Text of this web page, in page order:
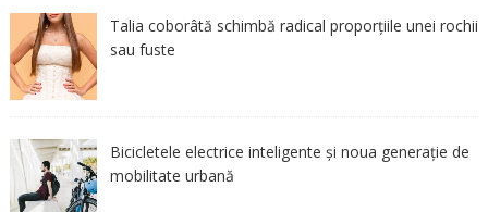
Talia coborâtă schimbă radical proporțiile unei rochii
sau fuste
Bicicletele electrice inteligente și noua generație de
mobilitate urbană